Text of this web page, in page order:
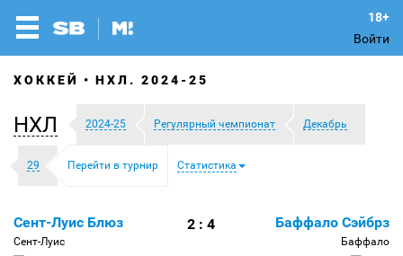
Войти
ХОККЕЙ НХЛ. 2024-25
НХЛ 2024-25 Регулярный чемпионат Декабрь
29 Перейти в турнир Статистика
Сент-Луис Блюз
Сент-Луис
2 : 4 Баффало Сэйбрз
Баффало